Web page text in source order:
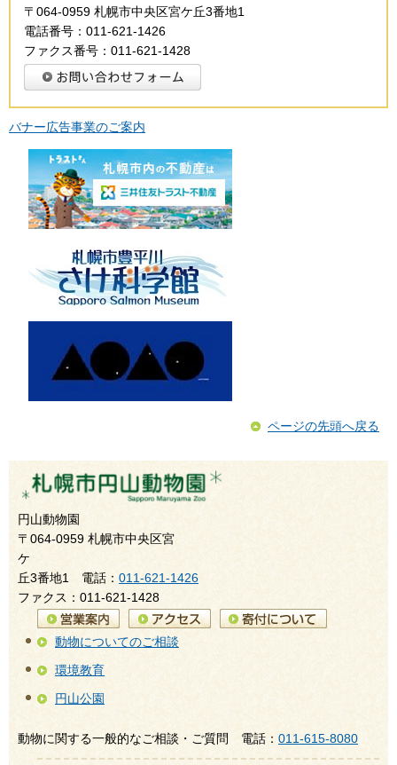
〒064-0959 札幌市中央区宮ケ丘3番地1
電話番号：011-621-1426
ファクス番号：011-621-1428
バナー広告事業のご案内
ページの先頭へ戻る
円山動物園
〒064-0959 札幌市中央区宮
ケ
丘3番地1 電話： 011-621-1426
ファクス：011-621-1428
動物についてのご相談
環境教育
円山公園
動物に関する一般的なご相談・ご質問 電話： 011-615-8080